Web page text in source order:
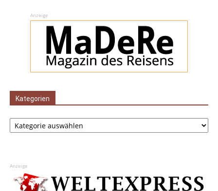
Anzeige
Kategorien
Kategorien
Anzeige